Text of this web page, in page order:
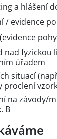
a hlášení
/ evidence
nad fyzickou
úřadem
situací
proclení
na závody/
B